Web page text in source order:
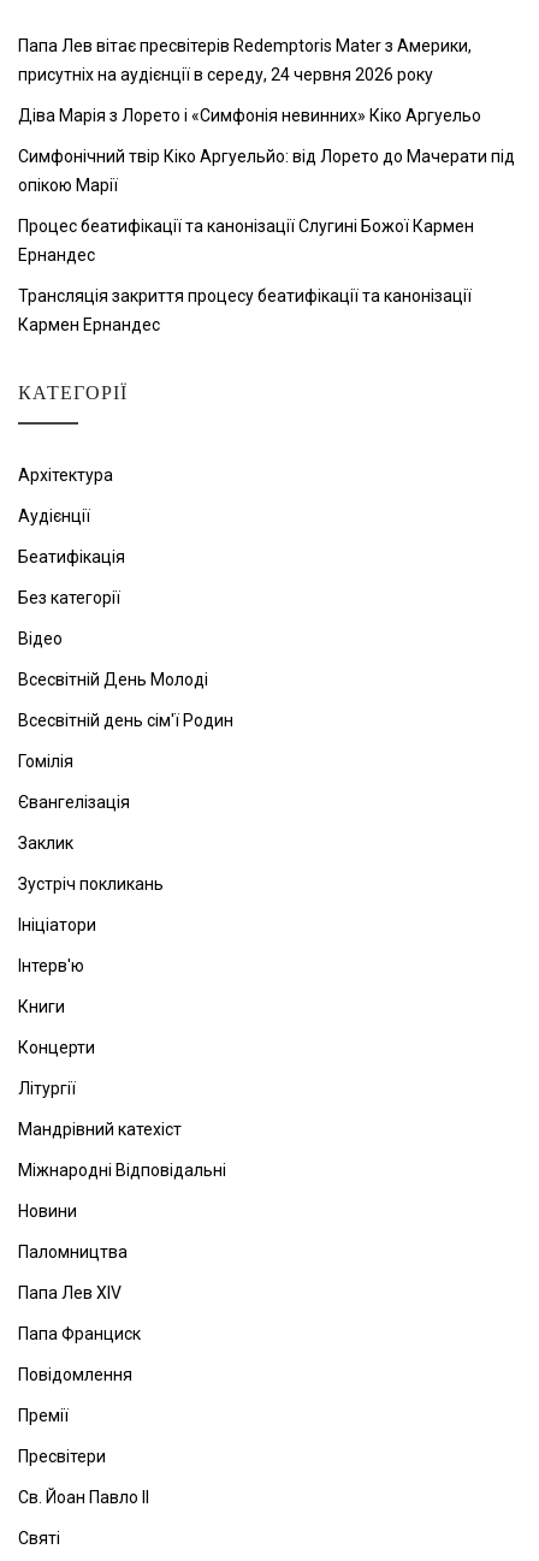
Папа Лев вітає пресвітерів Redemptoris Mater з Америки,
присутніх на аудієнції в середу, 24 червня 2026 року
Діва Марія з Лорето і «Симфонія невинних» Кіко Аргуельо
Симфонічний твір Кіко Аргуельйо: від Лорето до Мачерати під
опікою Марії
Процес беатифікації та канонізації Слугині Божої Кармен
Ернандес
Трансляція закриття процесу беатифікації та канонізації
Кармен Ернандес
КАТЕГОРІЇ
Архітектура
Аудієнції
Беатифікація
Без категорії
Відео
Всесвітній День Молоді
Всесвітній день сім'ї Родин
Гомілія
Євангелізація
Заклик
Зустріч покликань
Ініціатори
Інтерв'ю
Книги
Концерти
Літургії
Мандрівний катехіст
Міжнародні Відповідальні
Новини
Паломництва
Папа Лев ХІV
Папа Франциск
Повідомлення
Премії
Пресвітери
Св. Йоан Павло ІІ
Святі